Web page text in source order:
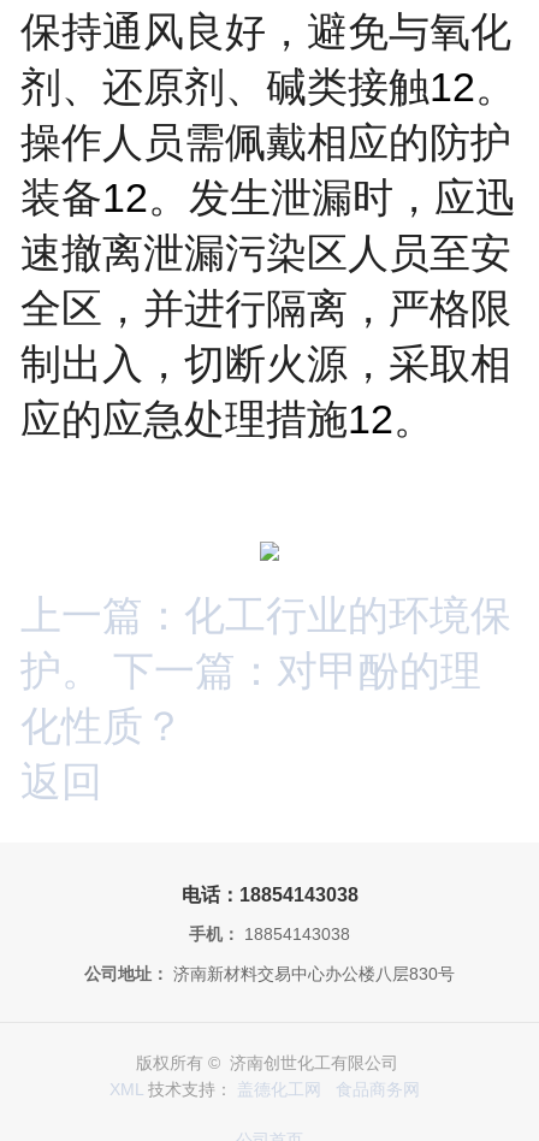
保持通风良好，避免与氧化
剂、还原剂、碱类接触12。
操作人员需佩戴相应的防护
装备12。发生泄漏时，应迅
速撤离泄漏污染区人员至安
全区，并进行隔离，严格限
制出入，切断火源，采取相
应的应急处理措施12。
上一篇：化工行业的环境保
护。
下一篇：对甲酚的理
化性质？
返回
电话：18854143038
手机： 18854143038
公司地址： 济南新材料交易中心办公楼八层830号
版权所有 © 济南创世化工有限公司
XML 技术支持： 盖德化工网 食品商务网